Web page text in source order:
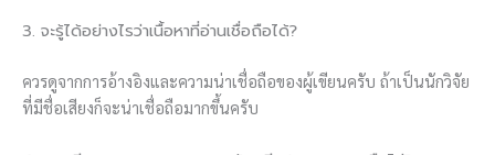
3. จะรู้ได้อย่างไรว่าเนื้อหาที่อ่านเชื่อถือได้?
ควรดูจากการอ้างอิงและความน่าเชื่อถือของผู้เขียนครับ ถ้าเป็นนักวิจัย
ที่มีชื่อเสียงก็จะน่าเชื่อถือมากขึ้นครับ